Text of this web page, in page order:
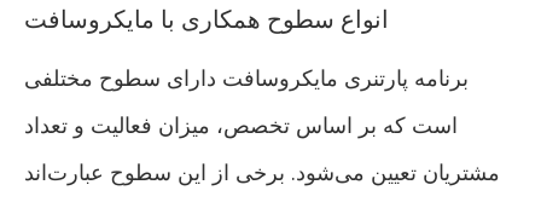
انواع سطوح همکاری با مایکروسافت
برنامه پارتنری مایکروسافت دارای سطوح مختلفی
است که بر اساس تخصص، میزان فعالیت و تعداد
مشتریان تعیین می‌شود. برخی از این سطوح عبارت‌اند